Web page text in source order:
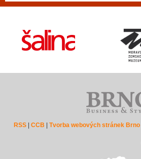
RSS |CCB |Tvorba webových stránek Brno